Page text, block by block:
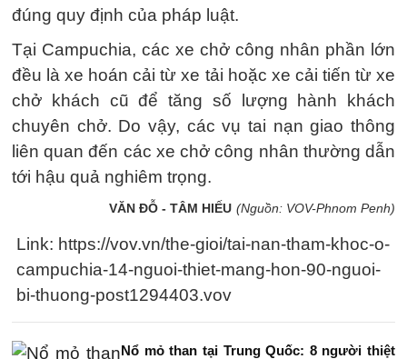
đúng quy định của pháp luật.
Tại Campuchia, các xe chở công nhân phần lớn
đều là xe hoán cải từ xe tải hoặc xe cải tiến từ xe
chở khách cũ để tăng số lượng hành khách
chuyên chở. Do vậy, các vụ tai nạn giao thông
liên quan đến các xe chở công nhân thường dẫn
tới hậu quả nghiêm trọng.
VĂN ĐỖ - TÂM HIẾU (Nguồn: VOV-Phnom Penh)
Link: https://vov.vn/the-gioi/tai-nan-tham-khoc-o-
campuchia-14-nguoi-thiet-mang-hon-90-nguoi-
bi-thuong-post1294403.vov
Nổ mỏ than tại Trung Quốc: 8 người thiệt